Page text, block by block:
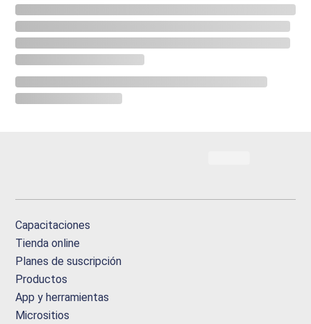
Capacitaciones
Tienda online
Planes de suscripción
Productos
App y herramientas
Micrositios